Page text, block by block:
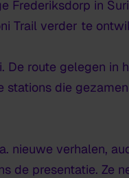
Frederiksdorp in
Trail verder te
De route gelegen in
stations die
nieuwe verhalen,
de presentatie. Ze